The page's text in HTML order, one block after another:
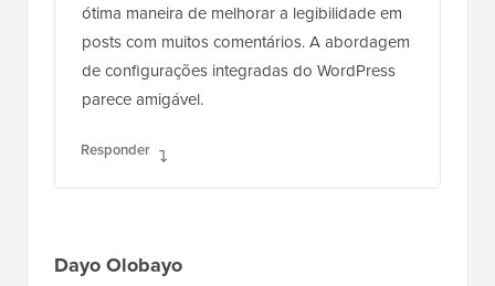
ótima maneira de melhorar a legibilidade em
posts com muitos comentários. A abordagem
de configurações integradas do WordPress
parece amigável.
Responder
Dayo Olobayo